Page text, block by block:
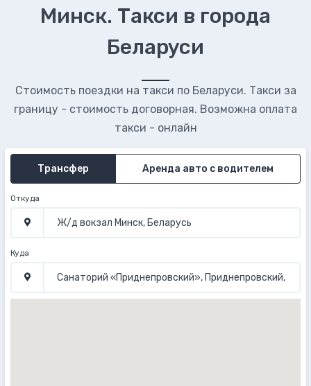
Минск. Такси в города
Беларуси
Стоимость поездки на такси по Беларуси. Такси за
границу - стоимость договорная. Возможна оплата
такси - онлайн
Трансфер Аренда авто с водителем
Откуда
Куда